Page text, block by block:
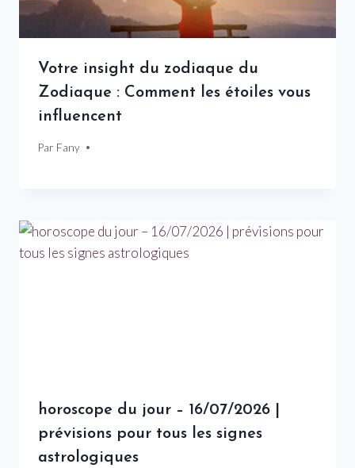
Votre insight du zodiaque du
Zodiaque : Comment les étoiles vous
influencent
Par Fany
17 octobre 2024
horoscope du jour – 16/07/2026 |
prévisions pour tous les signes
astrologiques